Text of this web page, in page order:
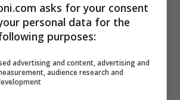
il video del singolo
“Don’t Mind” + testo e
asks for your consent
personal data for the
purposes:
advertising and content, advertising and
audience research and